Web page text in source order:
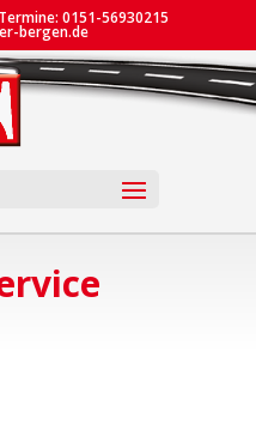
0151-56930215
bergen.de